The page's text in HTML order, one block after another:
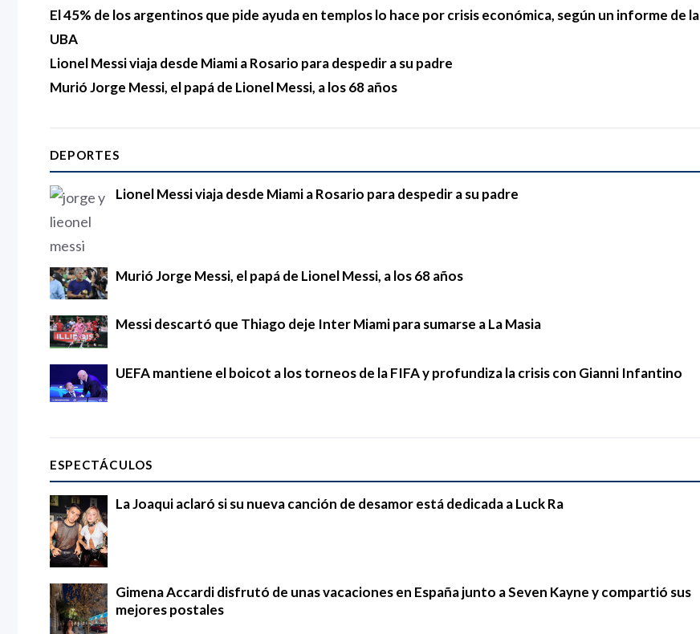
El 45% de los argentinos que pide ayuda en templos lo hace por crisis económica, según un informe de la
UBA
Lionel Messi viaja desde Miami a Rosario para despedir a su padre
Murió Jorge Messi, el papá de Lionel Messi, a los 68 años
DEPORTES
Lionel Messi viaja desde Miami a Rosario para despedir a su padre
Murió Jorge Messi, el papá de Lionel Messi, a los 68 años
Messi descartó que Thiago deje Inter Miami para sumarse a La Masia
UEFA mantiene el boicot a los torneos de la FIFA y profundiza la crisis con Gianni Infantino
ESPECTÁCULOS
La Joaqui aclaró si su nueva canción de desamor está dedicada a Luck Ra
Gimena Accardi disfrutó de unas vacaciones en España junto a Seven Kayne y compartió sus
mejores postales